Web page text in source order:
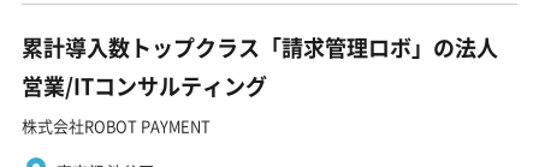
累計導入数トップクラス「請求管理ロボ」の法人
営業/ITコンサルティング
株式会社ROBOT PAYMENT